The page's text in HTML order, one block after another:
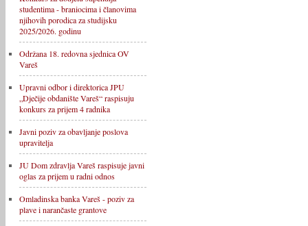
studentima - braniocima i članovima
njihovih porodica za studijsku
2025/2026. godinu
Održana 18. redovna sjednica OV
Vareš
Upravni odbor i direktorica JPU
„Dječije obdanište Vareš“ raspisuju
konkurs za prijem 4 radnika
Javni poziv za obavljanje poslova
upravitelja
JU Dom zdravlja Vareš raspisuje javni
oglas za prijem u radni odnos
Omladinska banka Vareš - poziv za
plave i narančaste grantove